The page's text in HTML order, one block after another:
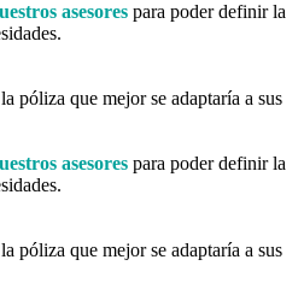
asesores para poder definir la
la póliza que mejor se adaptaría a sus
asesores para poder definir la
la póliza que mejor se adaptaría a sus